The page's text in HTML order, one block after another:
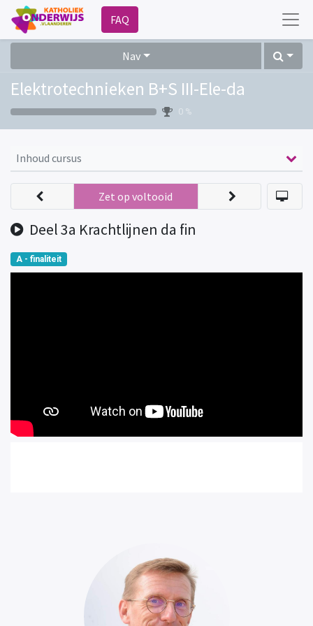
FAQ
Nav
Elektrotechnieken B+S III-Ele-da
0 %
Inhoud cursus
Deel 3a Krachtlijnen da fin
Zet op voltooid
A - finaliteit